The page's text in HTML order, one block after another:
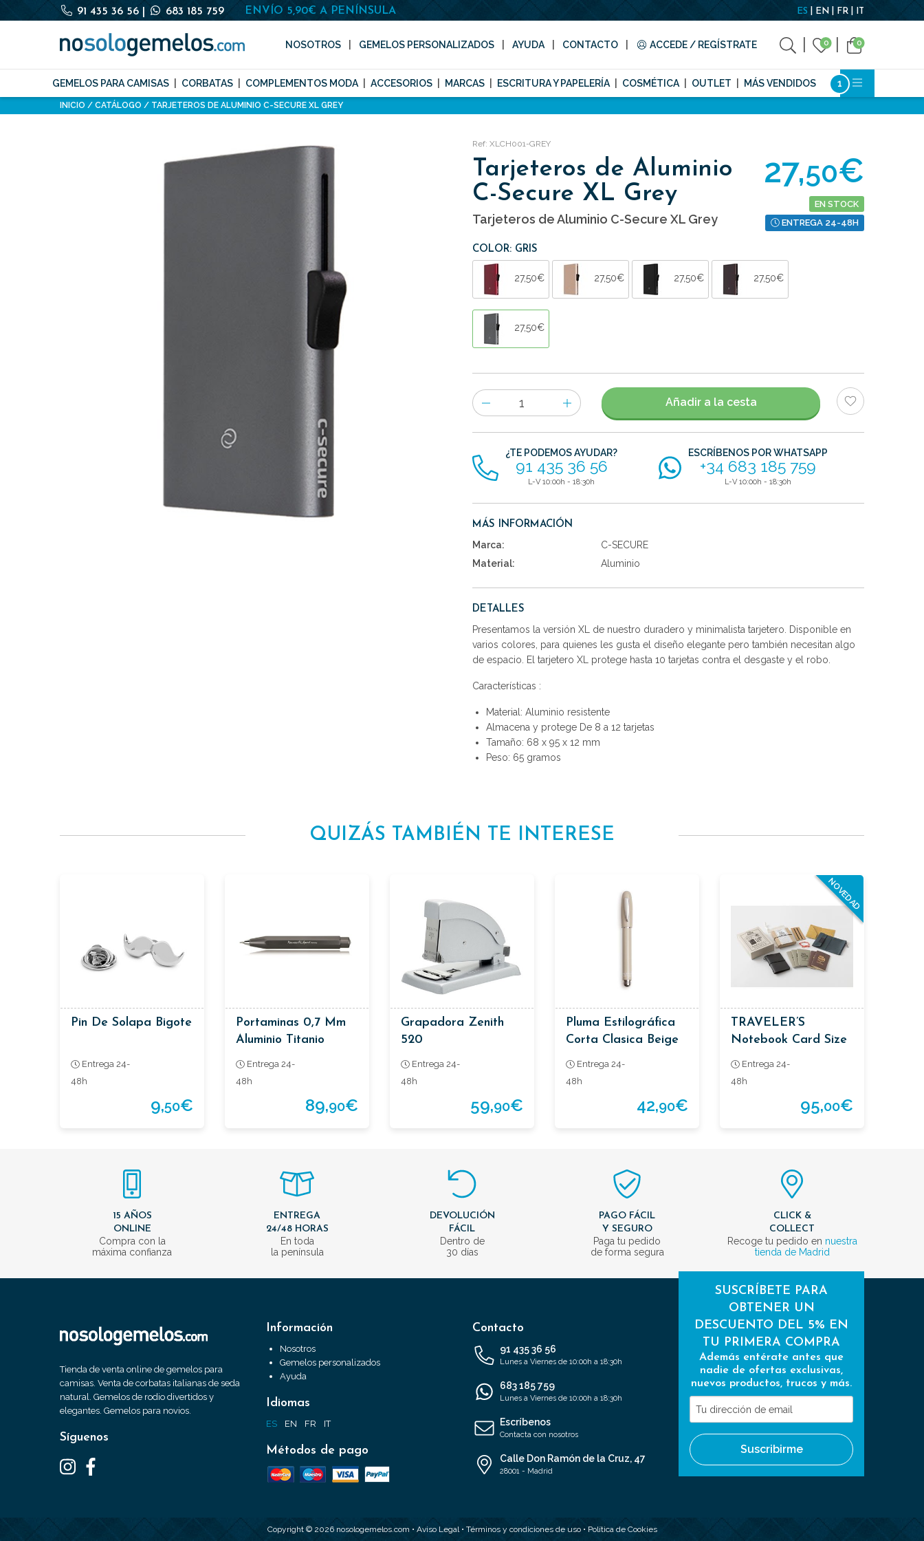
91 435 36 56 683 185 759 ENVÍO 5,90€ A PENÍNSULA ES EN FR IT
NOSOTROS GEMELOS PERSONALIZADOS AYUDA CONTACTO ACCEDE / REGÍSTRATE 0 0
GEMELOS PARA CAMISAS CORBATAS COMPLEMENTOS MODA ACCESORIOS MARCAS ESCRITURA Y PAPELERÍA COSMÉTICA OUTLET MÁS VENDIDOS
INICIO CATÁLOGO TARJETEROS DE ALUMINIO C-SECURE XL GREY
Ref: XLCH001-GREY
Tarjeteros de Aluminio
C-Secure XL Grey
Tarjeteros de Aluminio C-Secure XL Grey
27,50€
EN STOCK
ENTREGA 24-48H
COLOR: GRIS
27,50€ 27,50€ 27,50€ 27,50€
27,50€
Número
de
artículos
Añadir a la cesta
¿TE PODEMOS AYUDAR?
91 435 36 56
L-V 10:00h - 18:30h
ESCRÍBENOS POR WHATSAPP
+34 683 185 759
L-V 10:00h - 18:30h
MÁS INFORMACIÓN
Marca:
C-SECURE
Material:
Aluminio
DETALLES
Presentamos la versión XL de nuestro duradero y minimalista tarjetero. Disponible en
varios colores, para quienes les gusta el diseño elegante pero también necesitan algo
de espacio. El tarjetero XL protege hasta 10 tarjetas contra el desgaste y el robo.
Características :
Material: Aluminio resistente
Almacena y protege De 8 a 12 tarjetas
Tamaño: 68 x 95 x 12 mm
Peso: 65 gramos
QUIZÁS TAMBIÉN TE INTERESE
Pin De Solapa Bigote
Entrega 24-
48h
9,50€
Portaminas 0,7 Mm
Aluminio Titanio
Entrega 24-
48h
89,90€
Grapadora Zenith
520
Entrega 24-
48h
59,90€
Pluma Estilográfica
Corta Clasica Beige
Entrega 24-
48h
42,90€
NOVEDAD
TRAVELER’S
Notebook Card Size
20th Anniversary Set
Negro
Entrega 24-
48h
95,00€
15 AÑOS
ONLINE
Compra con la
máxima confianza
ENTREGA
24/48 HORAS
En toda
la península
DEVOLUCIÓN
FÁCIL
Dentro de
30 días
PAGO FÁCIL
Y SEGURO
Paga tu pedido
de forma segura
CLICK &
COLLECT
Recoge tu pedido en nuestra
tienda de Madrid
Tienda de venta online de gemelos para
camisas. Venta de corbatas italianas de seda
natural. Gemelos de rodio divertidos y
elegantes. Gemelos para novios.
Síguenos
Información
Nosotros
Gemelos personalizados
Ayuda
Idiomas
ES EN FR IT
Métodos de pago
Contacto
91 435 36 56
Lunes a Viernes de 10:00h a 18:30h
683 185 759
Lunes a Viernes de 10:00h a 18:30h
Escríbenos
Contacta con nosotros
Calle Don Ramón de la Cruz, 47
28001 - Madrid
SUSCRÍBETE PARA
OBTENER UN
DESCUENTO DEL 5% EN
TU PRIMERA COMPRA
Además entérate antes que
nadie de ofertas exclusivas,
nuevos productos, trucos y más.
Tu
dirección
de
email
Suscribirme
Copyright © 2026 nosologemelos.com • Aviso Legal • Términos y condiciones de uso• Política de Cookies